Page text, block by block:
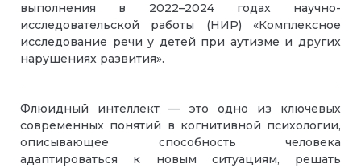
выполнения в 2022–2024 годах научно-
исследовательской работы (НИР) «Комплексное
исследование речи у детей при аутизме и других
нарушениях развития».
Флюидный интеллект — это одно из ключевых
современных понятий в когнитивной психологии,
описывающее способность человека
адаптироваться к новым ситуациям, решать